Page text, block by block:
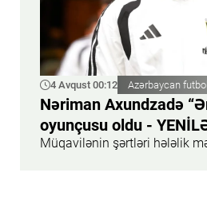
4 Avqust 00:12 Azərbaycan
Nəriman Axundzadə
oyunçusu oldu -
Müqavilənin şərtləri hələlik